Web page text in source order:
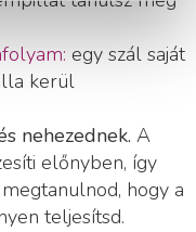
egy szál saját
kerül
nehezednek. A
előnyben, így
hogy a
teljesítsd.